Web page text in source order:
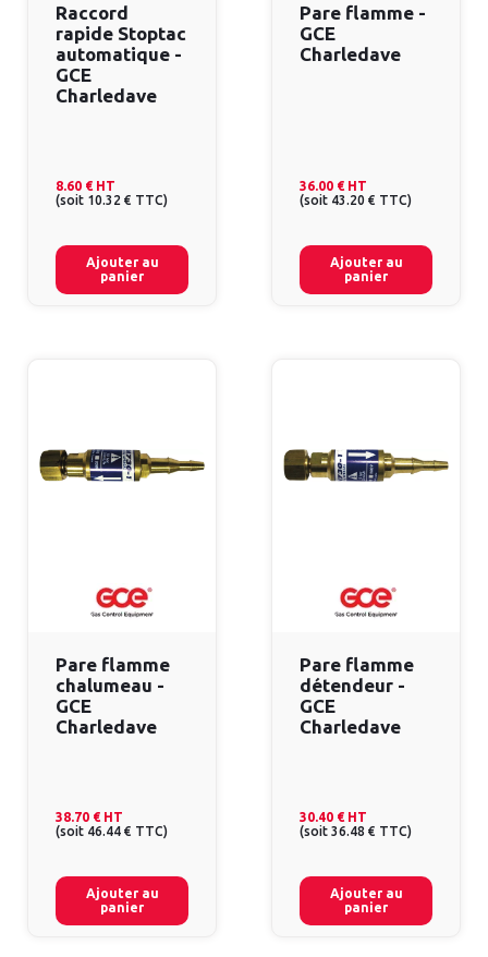
Raccord
rapide Stoptac
automatique -
GCE
Charledave
8.60 € HT
(soit 10.32 € TTC)
Ajouter au
panier
Pare flamme -
GCE
Charledave
36.00 € HT
(soit 43.20 € TTC)
Ajouter au
panier
Pare flamme
chalumeau -
GCE
Charledave
38.70 € HT
(soit 46.44 € TTC)
Ajouter au
panier
Pare flamme
détendeur -
GCE
Charledave
30.40 € HT
(soit 36.48 € TTC)
Ajouter au
panier